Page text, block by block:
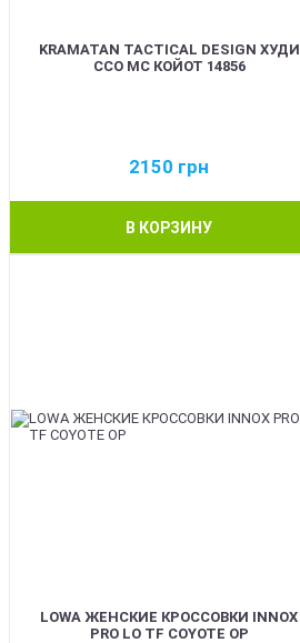
KRAMATAN TACTICAL DESIGN ХУДИ
ССО МС КОЙОТ 14856
2150 грн
В КОРЗИНУ
LOWA ЖЕНСКИЕ КРОССОВКИ INNOX
PRO LO TF COYOTE OP